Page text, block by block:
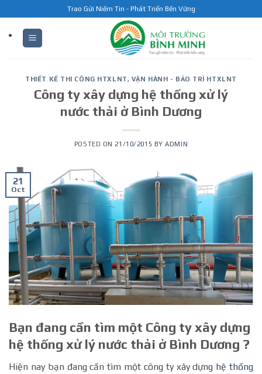
to
content
Trao Gửi Niềm Tin - Phát Triển Bền Vững
THIẾT KẾ THI CÔNG HTXLNT, VẬN HÀNH - BẢO TRÌ HTXLNT
Công ty xây dựng hệ thống xử lý
nước thải ở Bình Dương
POSTED ON 21/10/2015 BYADMIN
21
Oct
Bạn đang cần tìm một Công ty xây dựng
hệ thống xử lý nước thải ở Bình Dương ?
Hiện nay bạn đang cần tìm một công ty xây dựng hệ thống